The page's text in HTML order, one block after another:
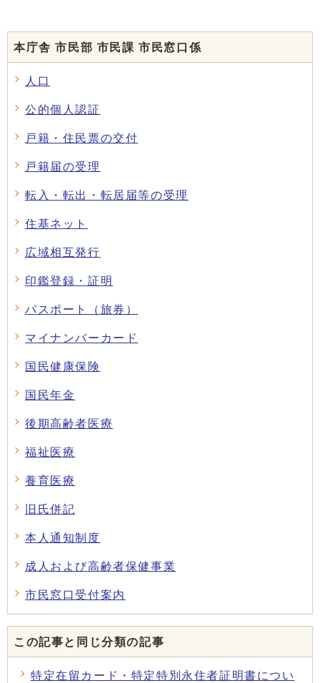
本庁舎 市民部 市民課 市民窓口係
人口
公的個人認証
戸籍・住民票の交付
戸籍届の受理
転入・転出・転居届等の受理
住基ネット
広域相互発行
印鑑登録・証明
パスポート（旅券）
マイナンバーカード
国民健康保険
国民年金
後期高齢者医療
福祉医療
養育医療
旧氏併記
本人通知制度
成人および高齢者保健事業
市民窓口受付案内
この記事と同じ分類の記事
特定在留カード・特定特別永住者証明書につい